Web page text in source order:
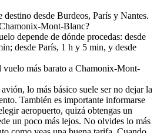
desde Burdeos, París y Nantes.
Mont-Blanc?
depende de dónde procedas: desde
desde París, 1 h y 5 min, y desde
vuelo más barato a Chamonix-Mont-
lo más básico suele ser no dejar la
También es importante informarse
aeropuerto, quizá obtengas un
un poco más lejos. No olvides lo más